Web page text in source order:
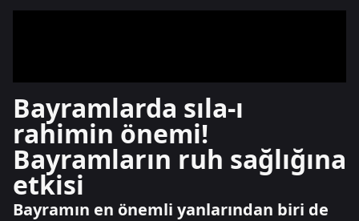
Bayramlarda sıla-ı
rahimin önemi!
Bayramların ruh sağlığına
etkisi
Bayramın en önemli yanlarından biri de